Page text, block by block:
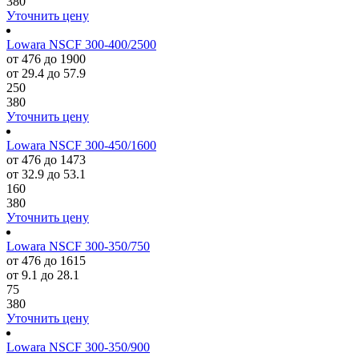
Уточнить цену
Lowara NSCF 300-400/2500
от 476 до 1900
от 29.4 до 57.9
250
380
Уточнить цену
Lowara NSCF 300-450/1600
от 476 до 1473
от 32.9 до 53.1
160
380
Уточнить цену
Lowara NSCF 300-350/750
от 476 до 1615
от 9.1 до 28.1
75
380
Уточнить цену
Lowara NSCF 300-350/900